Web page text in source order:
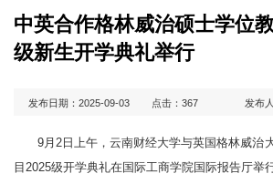
中英合作格林威治硕士学位
级新生开学典礼举行
发布日期：2025-09-03 点击： 367 发布
9月2日上午，云南财经大学与英国格林威治
目2025级开学典礼在国际工商学院国际报告厅举